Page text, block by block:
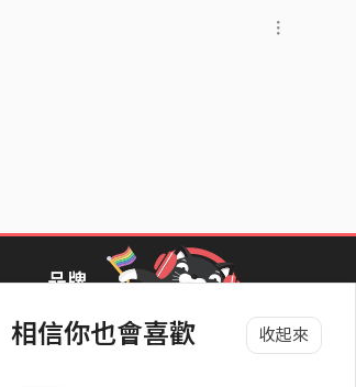
相信你也會喜歡 收起來
品牌
StreetVoice Awards 街聲音樂獎